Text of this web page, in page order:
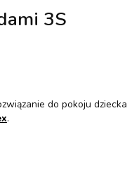
3S
do pokoju dziecka
.